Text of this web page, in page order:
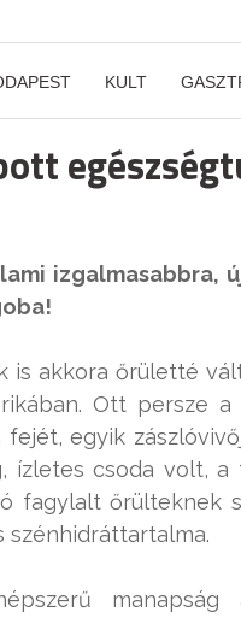
KULT
izgalmasabbra,
is akkora őrületté
Ott persze
egyik
ízletes csoda volt,
fagylalt őrülteknek
szénhidráttartalma.